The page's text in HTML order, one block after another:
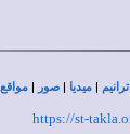
|ميديا |صور |مواقع
https://st-